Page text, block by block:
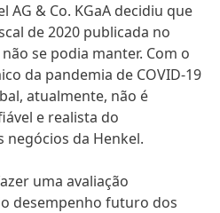
AG & Co. KGaA decidiu que
de 2020 publicada no
se podia manter. Com o
da pandemia de COVID-19
atualmente, não é
e realista do
da Henkel.
uma avaliação
desempenho futuro dos